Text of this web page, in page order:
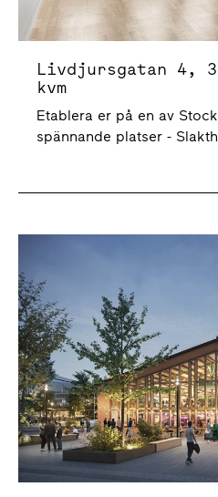
Livdjursgatan 4, 300
kvm
Etablera er på en av
spännande platser -